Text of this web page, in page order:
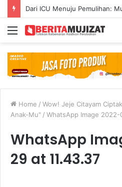
Menu
Home / Wow! Jeje Citayam
Anak-Mu" / WhatsApp Image 2022-
WhatsApp
29 at 11.43.37